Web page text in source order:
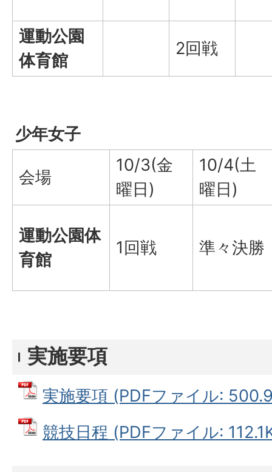
運動公園
体育館
2回戦
少年女子
会場
10/3(金
曜日)
10/4(土
曜日)
運動公園体
育館
1回戦 準々決勝
実施要項
実施要項 (PDFファイル:
競技日程 (PDFファイル: